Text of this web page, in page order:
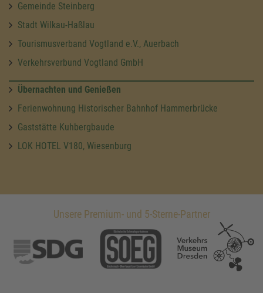
Gemeinde Steinberg
Stadt Wilkau-Haßlau
Tourismusverband Vogtland e.V., Auerbach
Verkehrsverbund Vogtland GmbH
Übernachten und Genießen
Ferienwohnung Historischer Bahnhof Hammerbrücke
Gaststätte Kuhbergbaude
LOK HOTEL V180, Wiesenburg
Unsere Premium- und 5-Sterne-Partner